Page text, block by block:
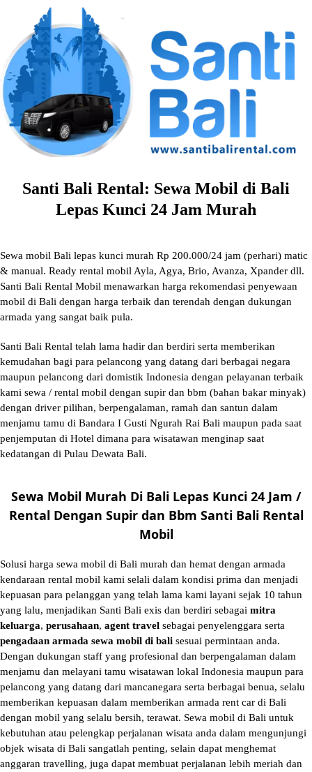
content
Santi Bali Rental: Sewa Mobil di Bali
Lepas Kunci 24 Jam Murah
Sewa mobil Bali lepas kunci murah Rp 200.000/24 jam (perhari) matic
& manual. Ready rental mobil Ayla, Agya, Brio, Avanza, Xpander dll.
Santi Bali Rental Mobil menawarkan harga rekomendasi penyewaan
mobil di Bali dengan harga terbaik dan terendah dengan dukungan
armada yang sangat baik pula.
Santi Bali Rental telah lama hadir dan berdiri serta memberikan
kemudahan bagi para pelancong yang datang dari berbagai negara
maupun pelancong dari domistik Indonesia dengan pelayanan terbaik
kami sewa / rental mobil dengan supir dan bbm (bahan bakar minyak)
dengan driver pilihan, berpengalaman, ramah dan santun dalam
menjamu tamu di Bandara I Gusti Ngurah Rai Bali maupun pada saat
penjemputan di Hotel dimana para wisatawan menginap saat
kedatangan di Pulau Dewata Bali.
Sewa Mobil Murah Di Bali Lepas Kunci 24 Jam /
Rental Dengan Supir dan Bbm Santi Bali Rental
Mobil
Solusi harga sewa mobil di Bali murah dan hemat dengan armada
kendaraan rental mobil kami selali dalam kondisi prima dan menjadi
kepuasan para pelanggan yang telah lama kami layani sejak 10 tahun
yang lalu, menjadikan Santi Bali exis dan berdiri sebagai mitra
keluarga, perusahaan, agent travel sebagai penyelenggara serta
pengadaan armada sewa mobil di bali sesuai permintaan anda.
Dengan dukungan staff yang profesional dan berpengalaman dalam
menjamu dan melayani tamu wisatawan lokal Indonesia maupun para
pelancong yang datang dari mancanegara serta berbagai benua, selalu
memberikan kepuasan dalam memberikan armada rent car di Bali
dengan mobil yang selalu bersih, terawat. Sewa mobil di Bali untuk
kebutuhan atau pelengkap perjalanan wisata anda dalam mengunjungi
objek wisata di Bali sangatlah penting, selain dapat menghemat
anggaran travelling, juga dapat membuat perjalanan lebih meriah dan